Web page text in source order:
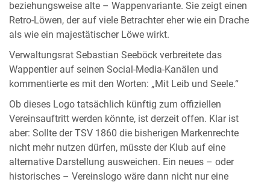
beziehungsweise alte – Wappenvariante. Sie zeigt einen
Retro-Löwen, der auf viele Betrachter eher wie ein Drache
als wie ein majestätischer Löwe wirkt.
Verwaltungsrat Sebastian Seeböck verbreitete das
Wappentier auf seinen Social-Media-Kanälen und
kommentierte es mit den Worten: „Mit Leib und Seele.“
Ob dieses Logo tatsächlich künftig zum offiziellen
Vereinsauftritt werden könnte, ist derzeit offen. Klar ist
aber: Sollte der TSV 1860 die bisherigen Markenrechte
nicht mehr nutzen dürfen, müsste der Klub auf eine
alternative Darstellung ausweichen. Ein neues – oder
historisches – Vereinslogo wäre dann nicht nur eine